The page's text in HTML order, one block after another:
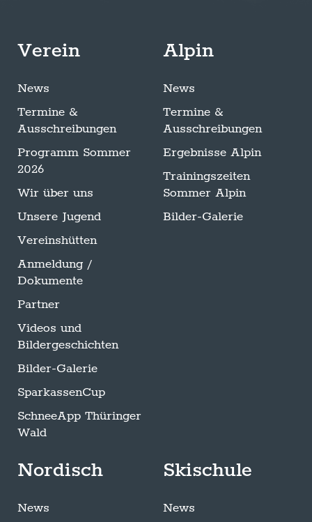
Verein
News
Termine &
Ausschreibungen
Programm Sommer
2026
Wir über uns
Unsere Jugend
Vereinshütten
Anmeldung /
Dokumente
Partner
Videos und
Bildergeschichten
Bilder-Galerie
SparkassenCup
SchneeApp Thüringer
Wald
Alpin
News
Termine &
Ausschreibungen
Ergebnisse Alpin
Trainingszeiten
Sommer Alpin
Bilder-Galerie
Nordisch
News
Skischule
News